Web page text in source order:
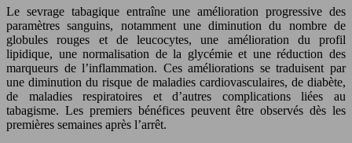
Le sevrage tabagique entraîne une amélioration progressive des
paramètres sanguins, notamment une diminution du nombre de
globules rouges et de leucocytes, une amélioration du profil
lipidique, une normalisation de la glycémie et une réduction des
marqueurs de l’inflammation. Ces améliorations se traduisent par
une diminution du risque de maladies cardiovasculaires, de diabète,
de maladies respiratoires et d’autres complications liées au
tabagisme. Les premiers bénéfices peuvent être observés dès les
premières semaines après l’arrêt.